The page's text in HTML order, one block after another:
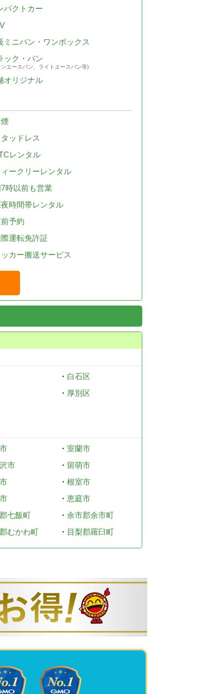
パクトカー
ミニバン・ワンボックス
ック・バン
エースバン、ライトエースバン等)
オリジナル
ッドレス
レンタル
ークリーレンタル
時以前も営業
時間帯レンタル
予約
運転免許証
カー搬送サービス
・ 白石区
・ 厚別区
・ 室蘭市
市
・ 留萌市
・ 根室市
・ 恵庭市
七飯町
・ 余市郡余市町
むかわ町
・ 目梨郡羅臼町